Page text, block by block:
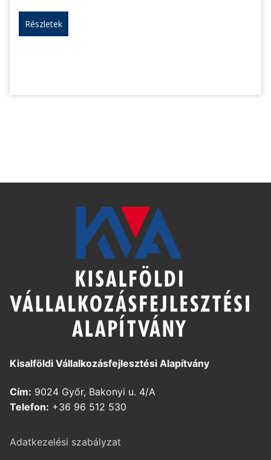
Részletek
Kisalföldi Vállalkozásfejlesztési Alapítvány
Cím: 9024 Győr, Bakonyi u. 4/A
Telefon: +36 96 512 530
Adatkezelési szabályzat